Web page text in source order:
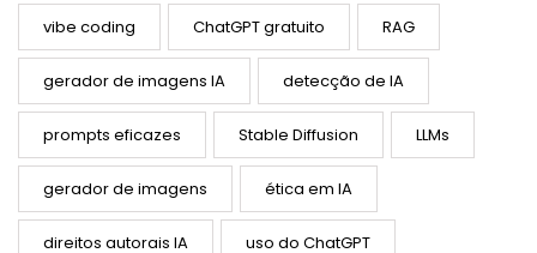
vibe coding ChatGPT gratuito RAG
gerador de imagens IA detecção de IA
prompts eficazes Stable Diffusion LLMs
gerador de imagens ética em IA
direitos autorais IA uso do ChatGPT